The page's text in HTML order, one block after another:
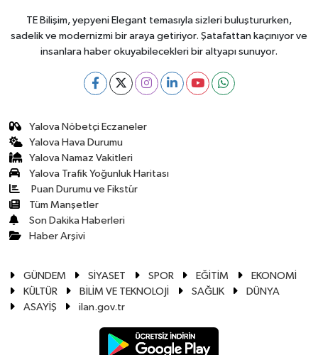
TE Bilişim, yepyeni Elegant temasıyla sizleri buluştururken,
sadelik ve modernizmi bir araya getiriyor. Şatafattan kaçınıyor ve
insanlara haber okuyabilecekleri bir altyapı sunuyor.
Yalova Nöbetçi Eczaneler
Yalova Hava Durumu
Yalova Namaz Vakitleri
Yalova Trafik Yoğunluk Haritası
Puan Durumu ve Fikstür
Tüm Manşetler
Son Dakika Haberleri
Haber Arşivi
GÜNDEM SİYASET SPOR EĞİTİM
EKONOMİ
KÜLTÜR
BİLİM VE TEKNOLOJİ SAĞLIK
DÜNYA
ASAYİŞ
ilan.gov.tr